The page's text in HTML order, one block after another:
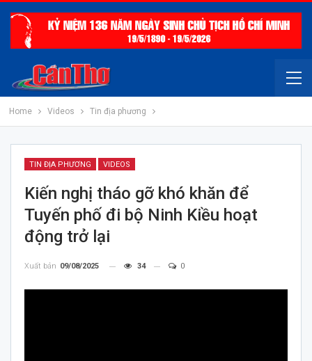
Home Videos Tin địa phương
TIN ĐỊA PHƯƠNG VIDEOS
Kiến nghị tháo gỡ khó khăn để
Tuyến phố đi bộ Ninh Kiều hoạt
động trở lại
Xuất bản 09/08/2025 34 0